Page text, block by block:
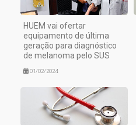
HUEM vai ofertar
equipamento de última
geração para diagnóstico
de melanoma pelo SUS
01/02/2024